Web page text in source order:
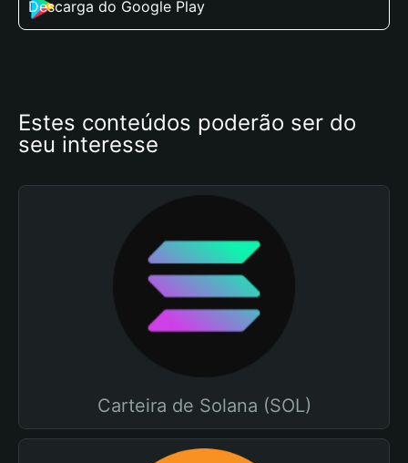
Descarga do Google Play
Estes conteúdos poderão ser do
seu interesse
Carteira de Solana (SOL)